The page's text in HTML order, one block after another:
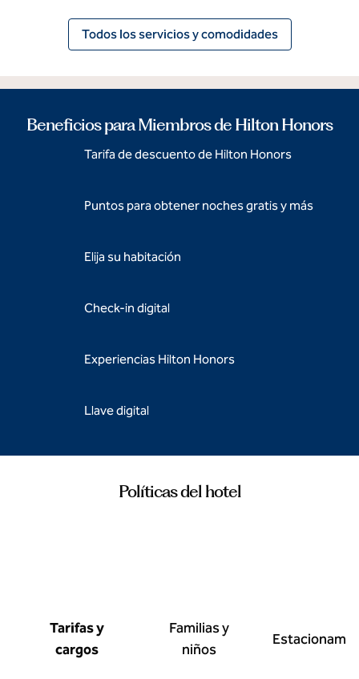
Todos los servicios y comodidades
Beneficios para Miembros de Hilton Honors
Tarifa de descuento de Hilton Honors
Puntos para obtener noches gratis y más
Elija su habitación
Check-in digital
Experiencias Hilton Honors
Llave digital
Políticas del hotel
Tarifas y
cargos
Familias y
niños